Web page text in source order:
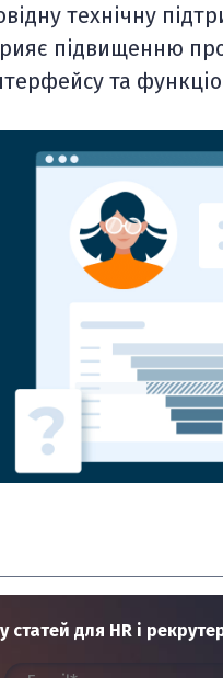
технічну
підвищенню
та
для HR і